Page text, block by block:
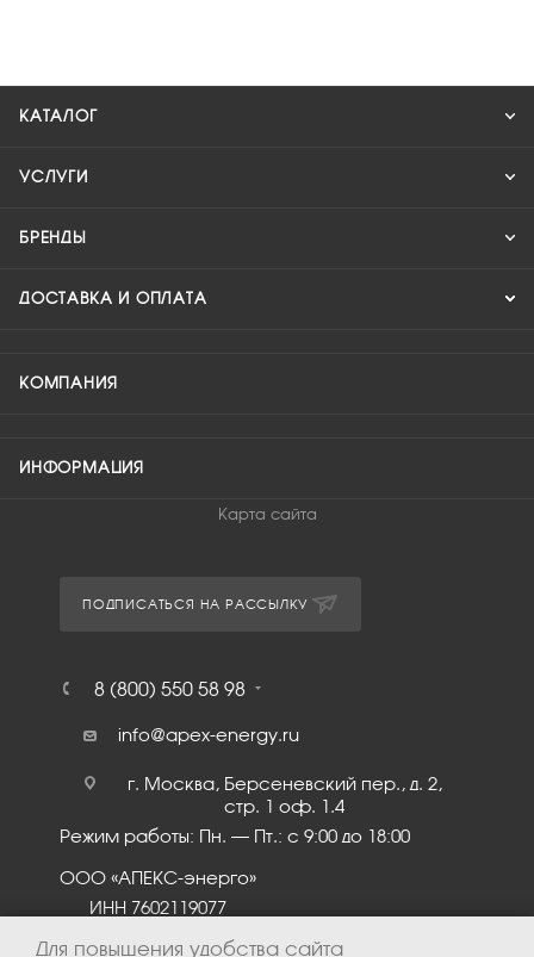
КАТАЛОГ
УСЛУГИ
БРЕНДЫ
ДОСТАВКА И ОПЛАТА
КОМПАНИЯ
ИНФОРМАЦИЯ
Карта сайта
ПОДПИСАТЬСЯ НА РАССЫЛКУ
8 (800) 550 58 98
info@apex-energy.ru
г. Москва, Берсеневский пер., д. 2,
стр. 1 оф. 1.4
Режим работы: Пн. – Пт.: с 9:00 до 18:00
ООО «АПЕКС-энерго»
ИНН 7602119077
Для повышения удобства сайта